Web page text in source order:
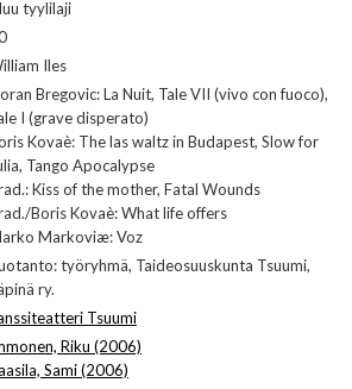
tyylilaji
Iles
Bregovic: La Nuit, Tale VII (vivo con fuoco),
I (grave disperato)
Kovaè: The las waltz in Budapest, Slow for
Tango Apocalypse
Kiss of the mother, Fatal Wounds
Boris Kovaè: What life offers
Markoviæ: Voz
työryhmä, Taideosuuskunta Tsuumi,
ry.
Tsuumi
Riku (2006)
Sami (2006)